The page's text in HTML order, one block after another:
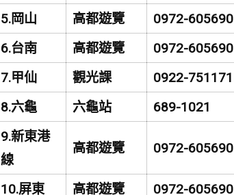
5.岡山 高都遊覽 0972-605690
6.台南 高都遊覽 0972-605690
7.甲仙 觀光課 0922-751171
8.六龜 六龜站 689-1021
9.新東港
線
高都遊覽 0972-605690
10.屏東 高都遊覽 0972-605690